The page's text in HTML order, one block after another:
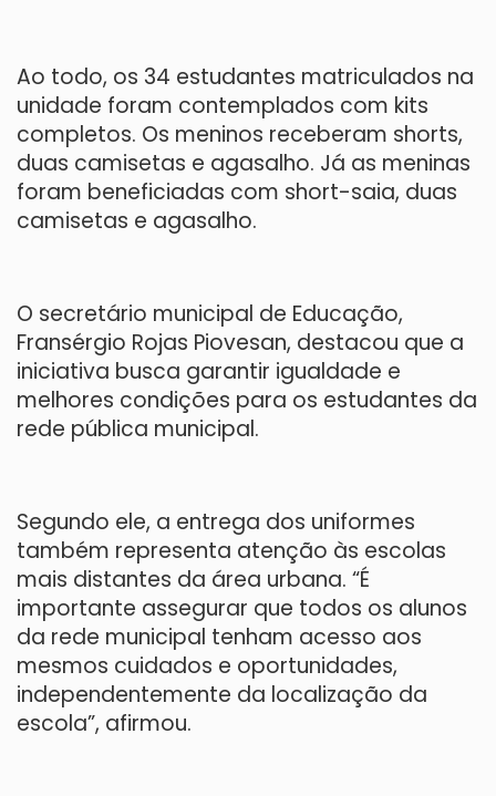
Ao todo, os 34 estudantes matriculados na
unidade foram contemplados com kits
completos. Os meninos receberam shorts,
duas camisetas e agasalho. Já as meninas
foram beneficiadas com short-saia, duas
camisetas e agasalho.
O secretário municipal de Educação,
Fransérgio Rojas Piovesan, destacou que a
iniciativa busca garantir igualdade e
melhores condições para os estudantes da
rede pública municipal.
Segundo ele, a entrega dos uniformes
também representa atenção às escolas
mais distantes da área urbana. “É
importante assegurar que todos os alunos
da rede municipal tenham acesso aos
mesmos cuidados e oportunidades,
independentemente da localização da
escola”, afirmou.